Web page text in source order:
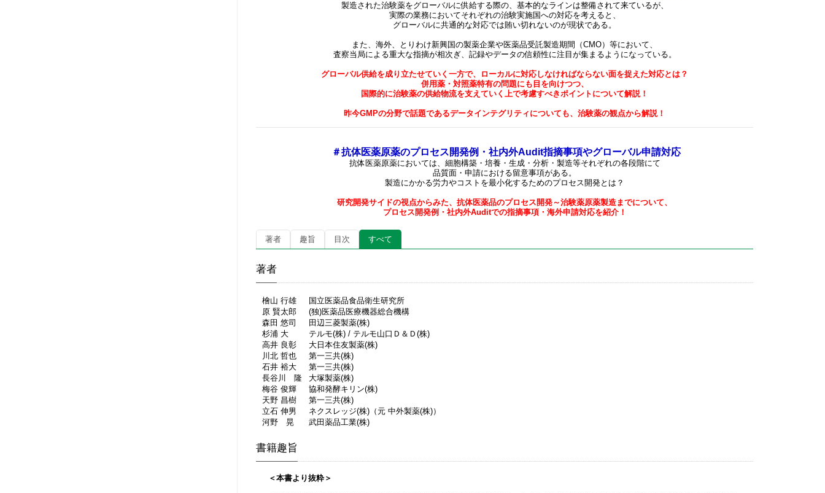
製造された治験薬をグローバルに供給する際の、基本的なラインは整備されて来ているが、
実際の業務においてそれぞれの治験実施国への対応を考えると、
グローバルに共通的な対応では賄い切れないのが現状である。
また、海外、とりわけ新興国の製薬企業や医薬品受託製造期間（CMO）等において、
査察当局による重大な指摘が相次ぎ、記録やデータの信頼性に注目が集まるようになっている。
グローバル供給を成り立たせていく一方で、ローカルに対応しなければならない面を捉えた対応とは？
併用薬・対照薬特有の問題にも目を向けつつ、
国際的に治験薬の供給物流を支えていく上で考慮すべきポイントについて解説！
昨今GMPの分野で話題であるデータインテグリティについても、治験薬の観点から解説！
＃抗体医薬原薬のプロセス開発例・社内外Audit指摘事項やグローバル申請対応
抗体医薬原薬においては、細胞構築・培養・生成・分析・製造等それぞれの各段階にて
品質面・申請における留意事項がある。
製造にかかる労力やコストを最小化するためのプロセス開発とは？
研究開発サイドの視点からみた、抗体医薬品のプロセス開発～治験薬原薬製造までについて、
プロセス開発例・社内外Auditでの指摘事項・海外申請対応を紹介！
著者 趣旨 目次 すべて
著者
檜山 行雄
国立医薬品食品衛生研究所
原 賢太郎
(独)医薬品医療機器総合機構
森田 悠司
田辺三菱製薬(株)
杉浦 大
テルモ(株) / テルモ山口Ｄ＆Ｄ(株)
高井 良彰
大日本住友製薬(株)
川北 哲也
第一三共(株)
石井 裕大
第一三共(株)
長谷川 隆
大塚製薬(株)
梅谷 俊輝
協和発酵キリン(株)
天野 昌樹
第一三共(株)
立石 伸男
ネクスレッジ(株)（元 中外製薬(株)）
河野 晃
武田薬品工業(株)
書籍趣旨
＜本書より抜粋＞